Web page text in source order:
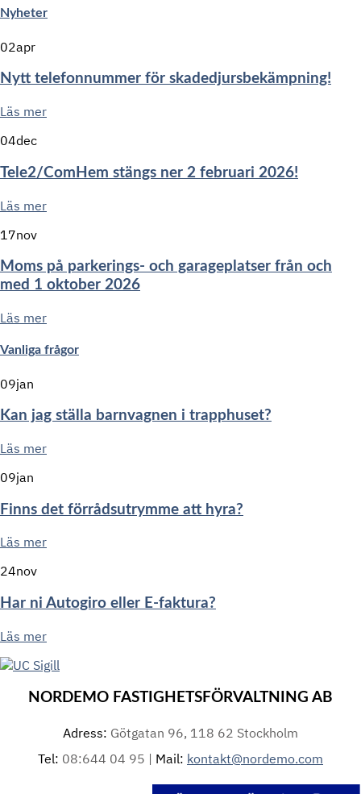
Nyheter
02apr
Nytt telefonnummer för skadedjursbekämpning!
Läs mer
04dec
Tele2/ComHem stängs ner 2 februari 2026!
Läs mer
17nov
Moms på parkerings- och garageplatser från och
med 1 oktober 2026
Läs mer
Vanliga frågor
09jan
Kan jag ställa barnvagnen i trapphuset?
Läs mer
09jan
Finns det förrådsutrymme att hyra?
Läs mer
24nov
Har ni Autogiro eller E-faktura?
Läs mer
NORDEMO FASTIGHETSFÖRVALTNING AB
Adress: Götgatan 96, 118 62 Stockholm
Tel: 08:644 04 95 | Mail: kontakt@nordemo.com